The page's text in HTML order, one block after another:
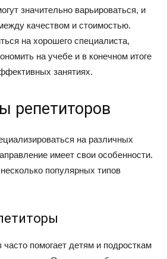
значительно варьироваться, и
качеством и стоимостью.
на хорошего специалиста,
на учебе и в конечном итоге
занятиях.
репетиторов
на различных
имеет свои особенности.
популярных типов
часто помогает детям и подросткам